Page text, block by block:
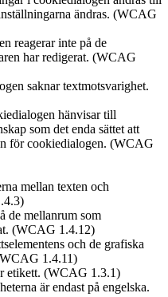
ändras. (WCAG
reagerar inte på de
har redigerat. (WCAG
saknar textmotsvarighet.
hänvisar till
som det enda sättet att
för cookiedialogen. (WCAG
mellan texten och
de mellanrum som
(WCAG 1.4.12)
och de grafiska
1.4.11)
etikett. (WCAG 1.3.1)
är endast på engelska.